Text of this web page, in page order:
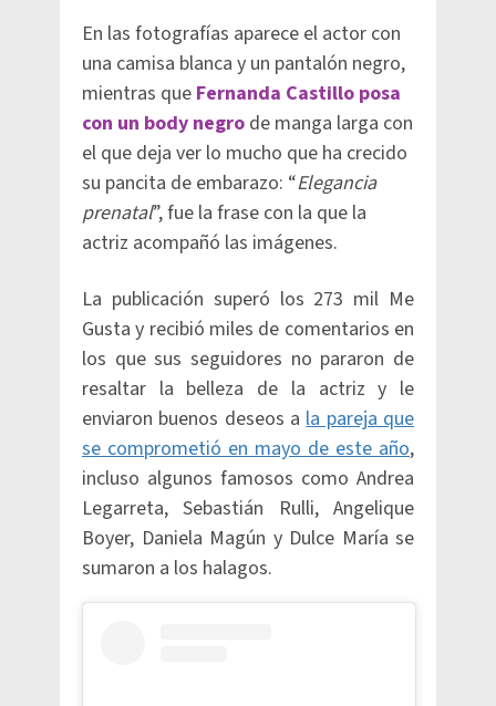
En las fotografías aparece el actor con
una camisa blanca y un pantalón negro,
mientras que Fernanda Castillo posa
con un body negro de manga larga con
el que deja ver lo mucho que ha crecido
su pancita de embarazo: “Elegancia
prenatal”, fue la frase con la que la
actriz acompañó las imágenes.
La publicación superó los 273 mil Me
Gusta y recibió miles de comentarios en
los que sus seguidores no pararon de
resaltar la belleza de la actriz y le
enviaron buenos deseos ala pareja que
se comprometió en mayo de este año,
incluso algunos famosos como Andrea
Legarreta, Sebastián Rulli, Angelique
Boyer, Daniela Magún y Dulce María se
sumaron a los halagos.